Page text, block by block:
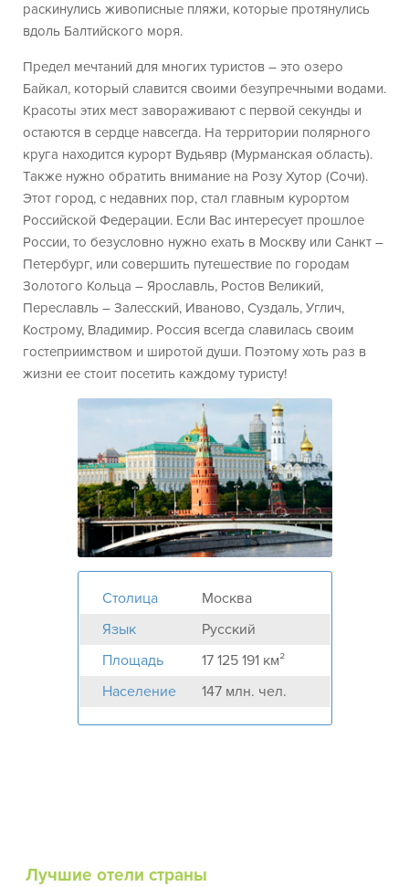
раскинулись живописные пляжи, которые протянулись
вдоль Балтийского моря.
Предел мечтаний для многих туристов – это озеро
Байкал, который славится своими безупречными водами.
Красоты этих мест завораживают с первой секунды и
остаются в сердце навсегда. На территории полярного
круга находится курорт Вудьявр (Мурманская область).
Также нужно обратить внимание на Розу Хутор (Сочи).
Этот город, с недавних пор, стал главным курортом
Российской Федерации. Если Вас интересует прошлое
России, то безусловно нужно ехать в Москву или Санкт –
Петербург, или совершить путешествие по городам
Золотого Кольца – Ярославль, Ростов Великий,
Переславль – Залесский, Иваново, Суздаль, Углич,
Кострому, Владимир. Россия всегда славилась своим
гостеприимством и широтой души. Поэтому хоть раз в
жизни ее стоит посетить каждому туристу!
Столица
Москва
Язык
Русский
Площадь
17 125 191 км²
Население
147 млн. чел.
Лучшие отели страны